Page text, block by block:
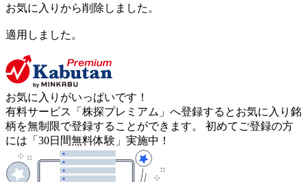
お気に入りから削除しました。
適用しました。
お気に入りがいっぱいです！
有料サービス「株探プレミアム」へ登録するとお気に入り銘
柄を無制限で登録することができます。 初めてご登録の方
には「30日間無料体験」実施中！